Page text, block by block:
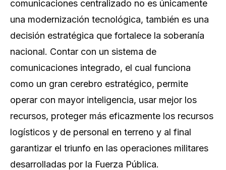
comunicaciones centralizado no es únicamente
una modernización tecnológica, también es una
decisión estratégica que fortalece la soberanía
nacional. Contar con un sistema de
comunicaciones integrado, el cual funciona
como un gran cerebro estratégico, permite
operar con mayor inteligencia, usar mejor los
recursos, proteger más eficazmente los recursos
logísticos y de personal en terreno y al final
garantizar el triunfo en las operaciones militares
desarrolladas por la Fuerza Pública.